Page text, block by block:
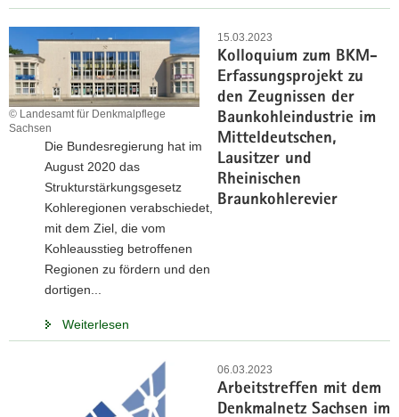
15.03.2023
Kolloquium zum BKM-
Erfassungsprojekt zu
den Zeugnissen der
Baunkohleindustrie im
Mitteldeutschen,
Lausitzer und
Rheinischen
Braunkohlerevier
© Landesamt für Denkmalpflege
Sachsen
Die Bundesregierung hat im
August 2020 das
Strukturstärkungsgesetz
Kohleregionen verabschiedet,
mit dem Ziel, die vom
Kohleausstieg betroffenen
Regionen zu fördern und den
dortigen...
Weiterlesen
06.03.2023
Arbeitstreffen mit dem
Denkmalnetz Sachsen im